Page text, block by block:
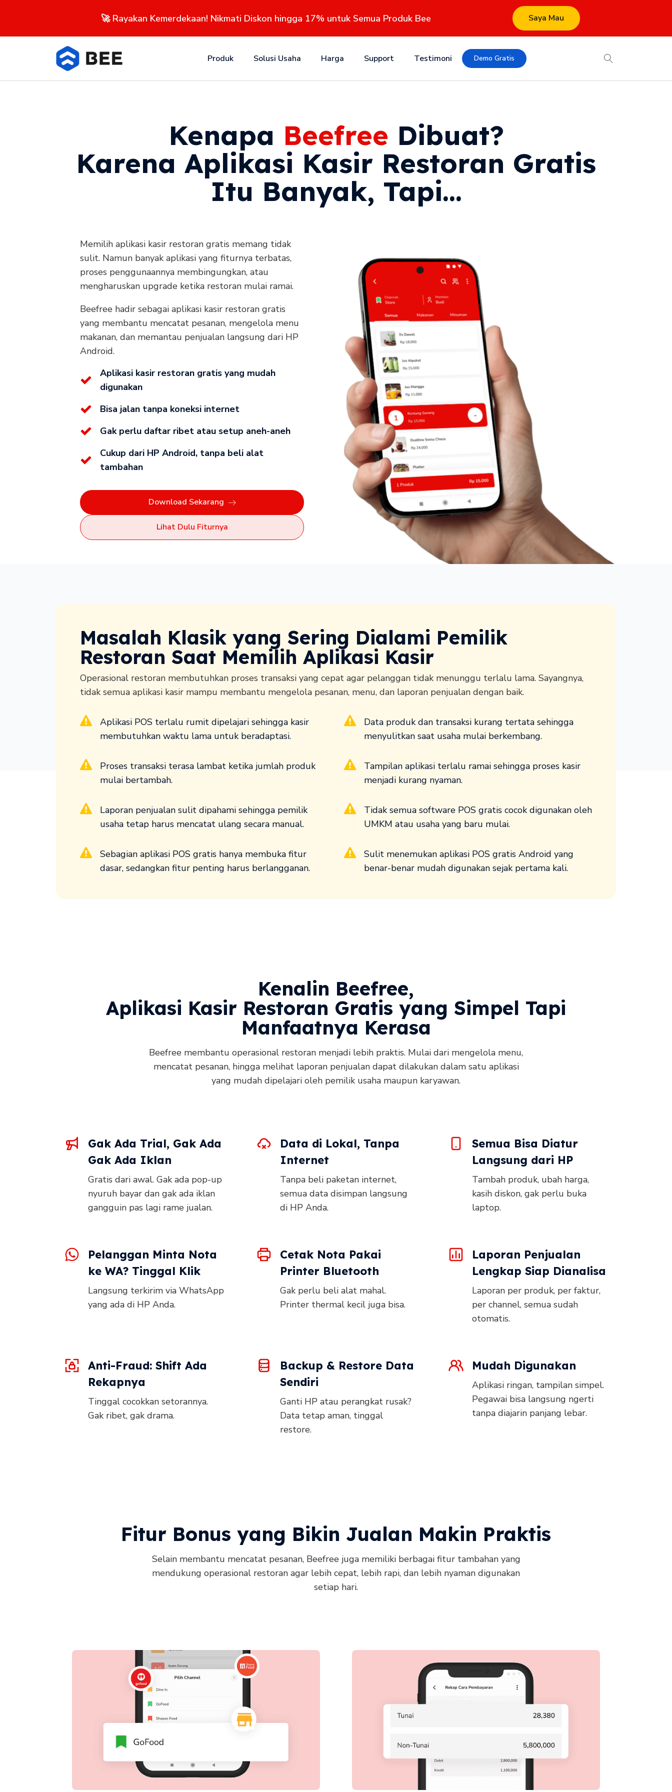
🚀 Rayakan Kemerdekaan! Nikmati Diskon hingga 17% untuk Semua Produk Bee Saya Mau
Produk Solusi Usaha Harga Support Testimoni Demo Gratis
Kenapa Beefree Dibuat?
Karena Aplikasi Kasir Restoran Gratis
Itu Banyak, Tapi...
Memilih aplikasi kasir restoran gratis memang tidak
sulit. Namun banyak aplikasi yang fiturnya terbatas,
proses penggunaannya membingungkan, atau
mengharuskan upgrade ketika restoran mulai ramai.
Beefree hadir sebagai aplikasi kasir restoran gratis
yang membantu mencatat pesanan, mengelola menu
makanan, dan memantau penjualan langsung dari HP
Android.
Aplikasi kasir restoran gratis yang mudah
digunakan
Bisa jalan tanpa koneksi internet
Gak perlu daftar ribet atau setup aneh-aneh
Cukup dari HP Android, tanpa beli alat
tambahan
Download Sekarang
Lihat Dulu Fiturnya
Masalah Klasik yang Sering Dialami Pemilik
Restoran Saat Memilih Aplikasi Kasir
Operasional restoran membutuhkan proses transaksi yang cepat agar pelanggan tidak menunggu terlalu lama. Sayangnya,
tidak semua aplikasi kasir mampu membantu mengelola pesanan, menu, dan laporan penjualan dengan baik.
Aplikasi POS terlalu rumit dipelajari sehingga kasir
membutuhkan waktu lama untuk beradaptasi.
Data produk dan transaksi kurang tertata sehingga
menyulitkan saat usaha mulai berkembang.
Proses transaksi terasa lambat ketika jumlah produk
mulai bertambah.
Tampilan aplikasi terlalu ramai sehingga proses kasir
menjadi kurang nyaman.
Laporan penjualan sulit dipahami sehingga pemilik
usaha tetap harus mencatat ulang secara manual.
Tidak semua software POS gratis cocok digunakan oleh
UMKM atau usaha yang baru mulai.
Sebagian aplikasi POS gratis hanya membuka fitur
dasar, sedangkan fitur penting harus berlangganan.
Sulit menemukan aplikasi POS gratis Android yang
benar-benar mudah digunakan sejak pertama kali.
Kenalin Beefree,
Aplikasi Kasir Restoran Gratis yang Simpel Tapi
Manfaatnya Kerasa
Beefree membantu operasional restoran menjadi lebih praktis. Mulai dari mengelola menu,
mencatat pesanan, hingga melihat laporan penjualan dapat dilakukan dalam satu aplikasi
yang mudah dipelajari oleh pemilik usaha maupun karyawan.
Gak Ada Trial, Gak Ada
Gak Ada Iklan
Gratis dari awal. Gak ada pop-up
nyuruh bayar dan gak ada iklan
gangguin pas lagi rame jualan.
Data di Lokal, Tanpa
Internet
Tanpa beli paketan internet,
semua data disimpan langsung
di HP Anda.
Semua Bisa Diatur
Langsung dari HP
Tambah produk, ubah harga,
kasih diskon, gak perlu buka
laptop.
Pelanggan Minta Nota
ke WA? Tinggal Klik
Langsung terkirim via WhatsApp
yang ada di HP Anda.
Cetak Nota Pakai
Printer Bluetooth
Gak perlu beli alat mahal.
Printer thermal kecil juga bisa.
Laporan Penjualan
Lengkap Siap Dianalisa
Laporan per produk, per faktur,
per channel, semua sudah
otomatis.
Anti-Fraud: Shift Ada
Rekapnya
Tinggal cocokkan setorannya.
Gak ribet, gak drama.
Backup & Restore Data
Sendiri
Ganti HP atau perangkat rusak?
Data tetap aman, tinggal
restore.
Mudah Digunakan
Aplikasi ringan, tampilan simpel.
Pegawai bisa langsung ngerti
tanpa diajarin panjang lebar.
Fitur Bonus yang Bikin Jualan Makin Praktis
Selain membantu mencatat pesanan, Beefree juga memiliki berbagai fitur tambahan yang
mendukung operasional restoran agar lebih cepat, lebih rapi, dan lebih nyaman digunakan
setiap hari.